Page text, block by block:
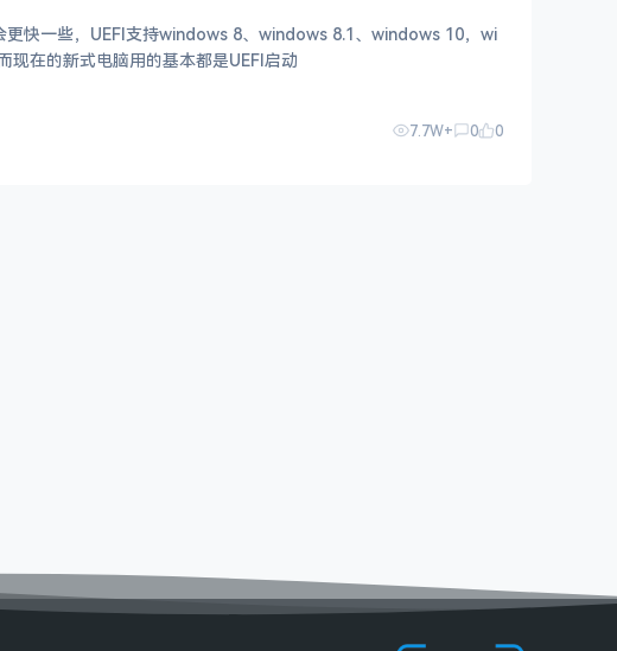
更快一些，UEFI支持windows 8、windows 8.1、windows 10，wi
现在的新式电脑用的基本都是UEFI启动
7.7W+ 0 0